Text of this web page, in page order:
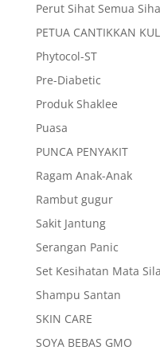
Perut Sihat Semua
PETUA CANTIKKAN
Phytocol-ST
Pre-Diabetic
Produk Shaklee
Puasa
PUNCA PENYAKIT
Ragam Anak-Anak
Rambut gugur
Sakit Jantung
Serangan Panic
Set Kesihatan Mata
Shampu Santan
SKIN CARE
SOYA BEBAS GMO